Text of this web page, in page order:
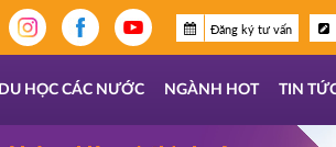
Đăng ký tư vấn
DU HỌC CÁC NƯỚC NGÀNH HOT TIN